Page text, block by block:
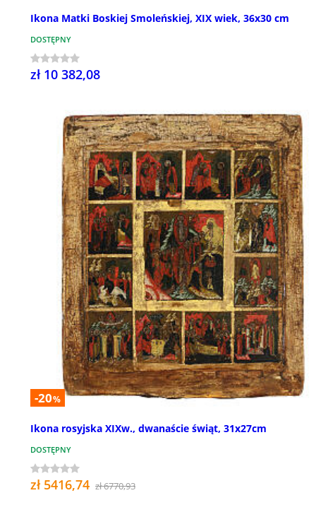
Ikona Matki Boskiej Smoleńskiej, XIX wiek, 36x30 cm
DOSTĘPNY
zł 10 382,08
-20%
Ikona rosyjska XIXw., dwanaście świąt, 31x27cm
DOSTĘPNY
zł 5416,74 zł 6770,93